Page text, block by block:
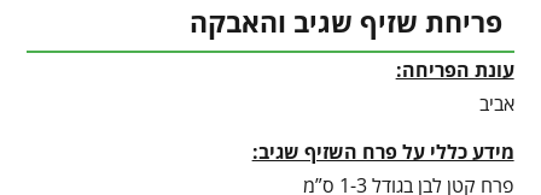
פריחת שזיף שגיב והאבקה
עונת הפריחה:
אביב
מידע כללי על פרח השזיף שגיב:
פרח קטן לבן בגודל 1-3 ס”מ